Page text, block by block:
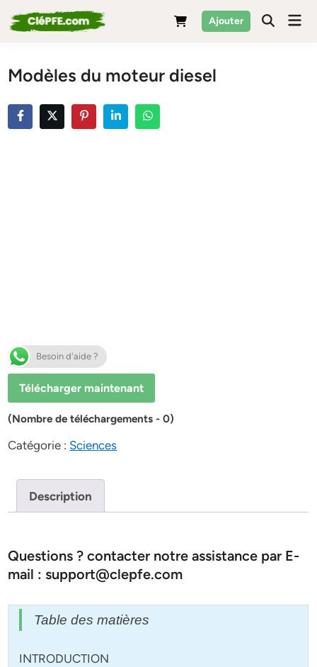
to
Ajouter
Modèles du moteur diesel
Besoin d'aide ?
Télécharger maintenant
(Nombre de téléchargements - 0)
Catégorie : Sciences
Description
Questions ? contacter notre assistance par E-
mail : support@clepfe.com
Table des matières
INTRODUCTION